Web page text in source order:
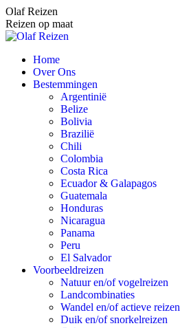
Spring
naar
content
Olaf Reizen
Reizen op maat
Home
Over Ons
Bestemmingen
Argentinië
Belize
Bolivia
Brazilië
Chili
Colombia
Costa Rica
Ecuador & Galapagos
Guatemala
Honduras
Nicaragua
Panama
Peru
El Salvador
Voorbeeldreizen
Natuur en/of vogelreizen
Landcombinaties
Wandel en/of actieve reizen
Duik en/of snorkelreizen